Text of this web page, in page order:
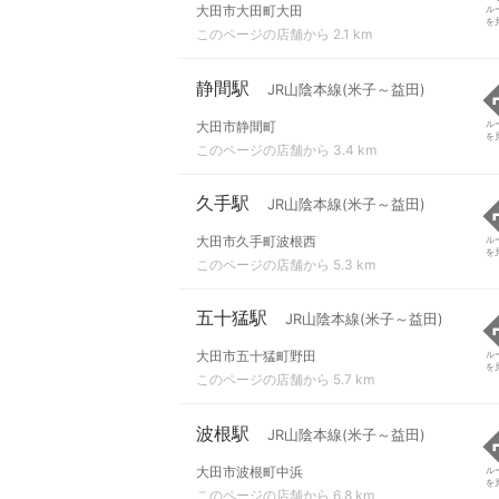
大田市大田町大田
このページの店舗から 2.1 km
ル
を
静間駅 JR山陰本線(米子～益田)
大田市静間町
このページの店舗から 3.4 km
ル
を
久手駅 JR山陰本線(米子～益田)
大田市久手町波根西
このページの店舗から 5.3 km
ル
を
五十猛駅 JR山陰本線(米子～益田)
大田市五十猛町野田
このページの店舗から 5.7 km
ル
を
波根駅 JR山陰本線(米子～益田)
大田市波根町中浜
このページの店舗から 6.8 km
ル
を